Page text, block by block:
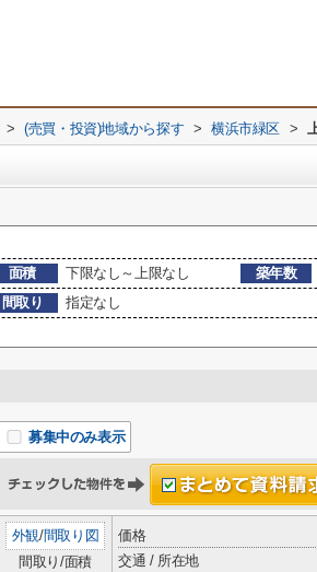
> (売買・投資)地域から探す > 横浜市緑区 >
面積 下限なし～上限なし 築年数
間取り
指定なし
募集中のみ表示
外観/間取り図
間取り/面積
価格
交通 / 所在地